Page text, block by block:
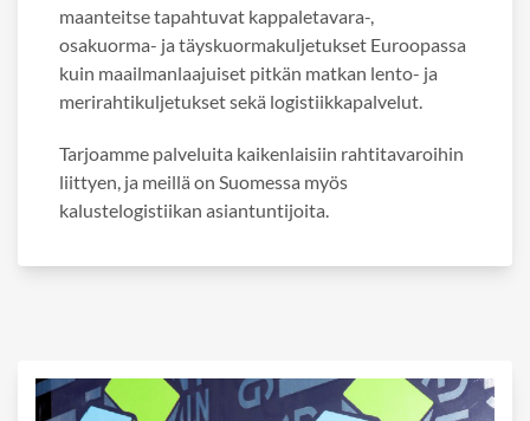
maanteitse tapahtuvat kappaletavara-,
osakuorma- ja täyskuormakuljetukset Euroopassa
kuin maailmanlaajuiset pitkän matkan lento- ja
merirahtikuljetukset sekä logistiikkapalvelut.
Tarjoamme palveluita kaikenlaisiin rahtitavaroihin
liittyen, ja meillä on Suomessa myös
kalustelogistiikan asiantuntijoita.